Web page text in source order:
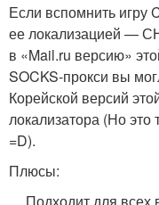
Если вспомнить игру
ее локализацией —
в «Mail.ru версию»
SOCKS‑прокси вы
Корейской версий
локализатора (Но
=D).
Плюсы:
Подходит для всех